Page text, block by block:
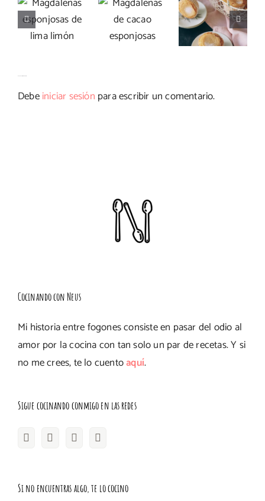
esponjosas
de lima
de cacao
esponjosas
Magdalenas
de anís
Debeiniciar sesión para escribir un comentario.
Cocinando con Neus
Mi historia entre fogones consiste en pasar del odio al
amor por la cocina con tan solo un par de recetas. Y si
no me crees, te lo cuentoaquí.
Sigue cocinando conmigo en las redes
Si no encuentras algo, te lo cocino